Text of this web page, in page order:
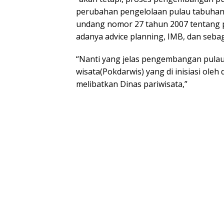
perubahan pengelolaan pulau
undang nomor 27 tahun 2007
adanya advice planning, IMB, dan
“Nanti yang jelas pengembangan
wisata(Pokdarwis) yang di inisiasi
melibatkan Dinas pariwisata,”